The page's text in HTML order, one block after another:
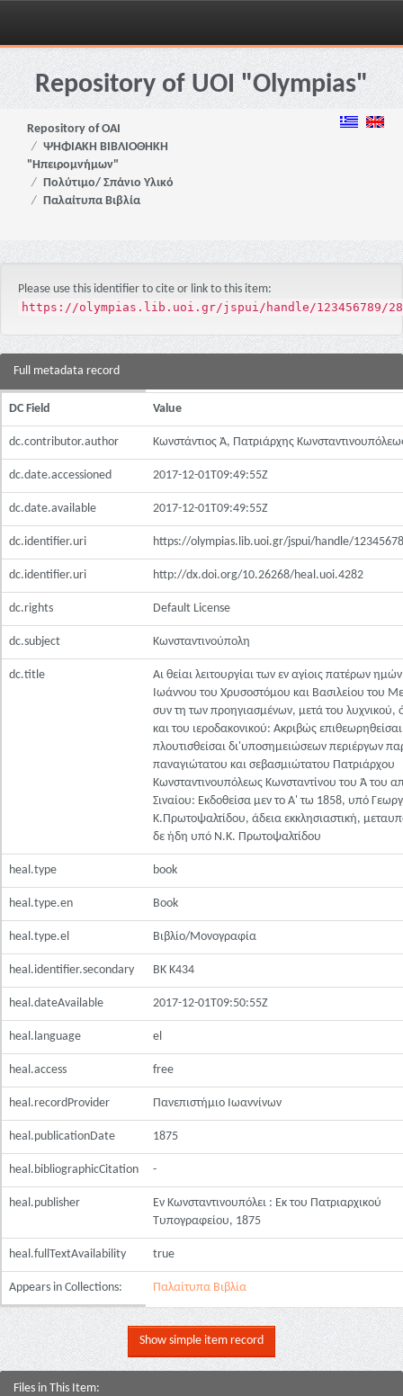
Skip
navigationRepository of UOI "Olympias"
Repository of OAI
ΨΗΦΙΑΚΗ ΒΙΒΛΙΟΘΗΚΗ
"Ηπειρομνήμων"
Πολύτιμο/ Σπάνιο Υλικό
Παλαίτυπα Βιβλία
Please use this identifier to cite or link to this item:
https://olympias.lib.uoi.gr/jspui/handle/123456789/
Full metadata record
DC Field Value
dc.contributor.author Κωνστάντιος Ά, Πατριάρχης
dc.date.accessioned 2017-12-01T09:49:55Z
dc.date.available 2017-12-01T09:49:55Z
dc.identifier.uri https://olympias.lib.uoi.gr/jspui/handle/
dc.identifier.uri http://dx.doi.org/10.26268/heal.uoi.4282
dc.rights Default License
dc.subject Κωνσταντινούπολη
dc.title
Αι θείαι λειτουργίαι των εν αγίοις πατέρων ημών
Ιωάννου του Χρυσοστόμου και Βασιλείου του
συν τη των προηγιασμένων, μετά του λυχνικού,
και του ιεροδακονικού: Ακριβώς επιθεωρηθείσαι
πλουτισθείσαι δι'υποσημειώσεων περιέργων
παναγιώτατου και σεβασμιώτατου Πατριάρχου
Κωνσταντινουπόλεως Κωνσταντίνου του Ά του
Σιναίου: Εκδοθείσα μεν το Α' τω 1858, υπό
Κ.Πρωτοψαλτίδου, άδεια εκκλησιαστική,
δε ήδη υπό Ν.Κ. Πρωτοψαλτίδου
heal.type book
heal.type.en Book
heal.type.el Βιβλίο/Μονογραφία
heal.identifier.secondary ΒΚ Κ434
heal.dateAvailable 2017-12-01T09:50:55Z
heal.language el
heal.access free
heal.recordProvider Πανεπιστήμιο Ιωαννίνων
heal.publicationDate 1875
heal.bibliographicCitation -
heal.publisher
Εν Κωνσταντινουπόλει : Εκ του Πατριαρχικού
Τυπογραφείου, 1875
heal.fullTextAvailability true
Appears in Collections: Παλαίτυπα Βιβλία
Show simple item record
Files in This Item: